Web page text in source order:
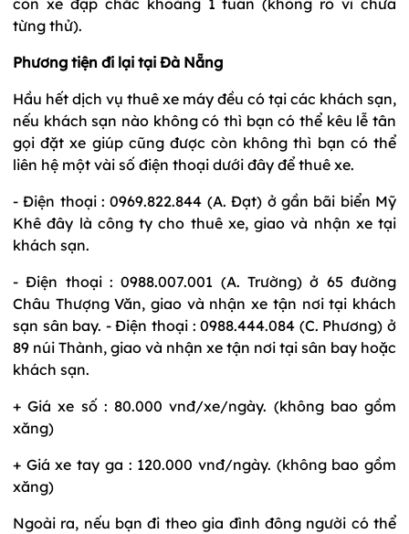
từng thử).
Phương tiện đi lại tại Đà Nẵng
Hầu hết dịch vụ thuê xe máy đều có tại các khách sạn,
nếu khách sạn nào không có thì bạn có thể kêu lễ tân
gọi đặt xe giúp cũng được còn không thì bạn có thể
liên hệ một vài số điện thoại dưới đây để thuê xe.
- Điện thoại : 0969.822.844 (A. Đạt) ở gần bãi biển Mỹ
Khê đây là công ty cho thuê xe, giao và nhận xe tại
khách sạn.
- Điện thoại : 0988.007.001 (A. Trường) ở 65 đường
Châu Thượng Văn, giao và nhận xe tận nơi tại khách
sạn sân bay. - Điện thoại : 0988.444.084 (C. Phương) ở
89 núi Thành, giao và nhận xe tận nơi tại sân bay hoặc
khách sạn.
+ Giá xe số : 80.000 vnđ/xe/ngày. (không bao gồm
xăng)
+ Giá xe tay ga : 120.000 vnđ/ngày. (không bao gồm
xăng)
Ngoài ra, nếu bạn đi theo gia đình đông người có thể